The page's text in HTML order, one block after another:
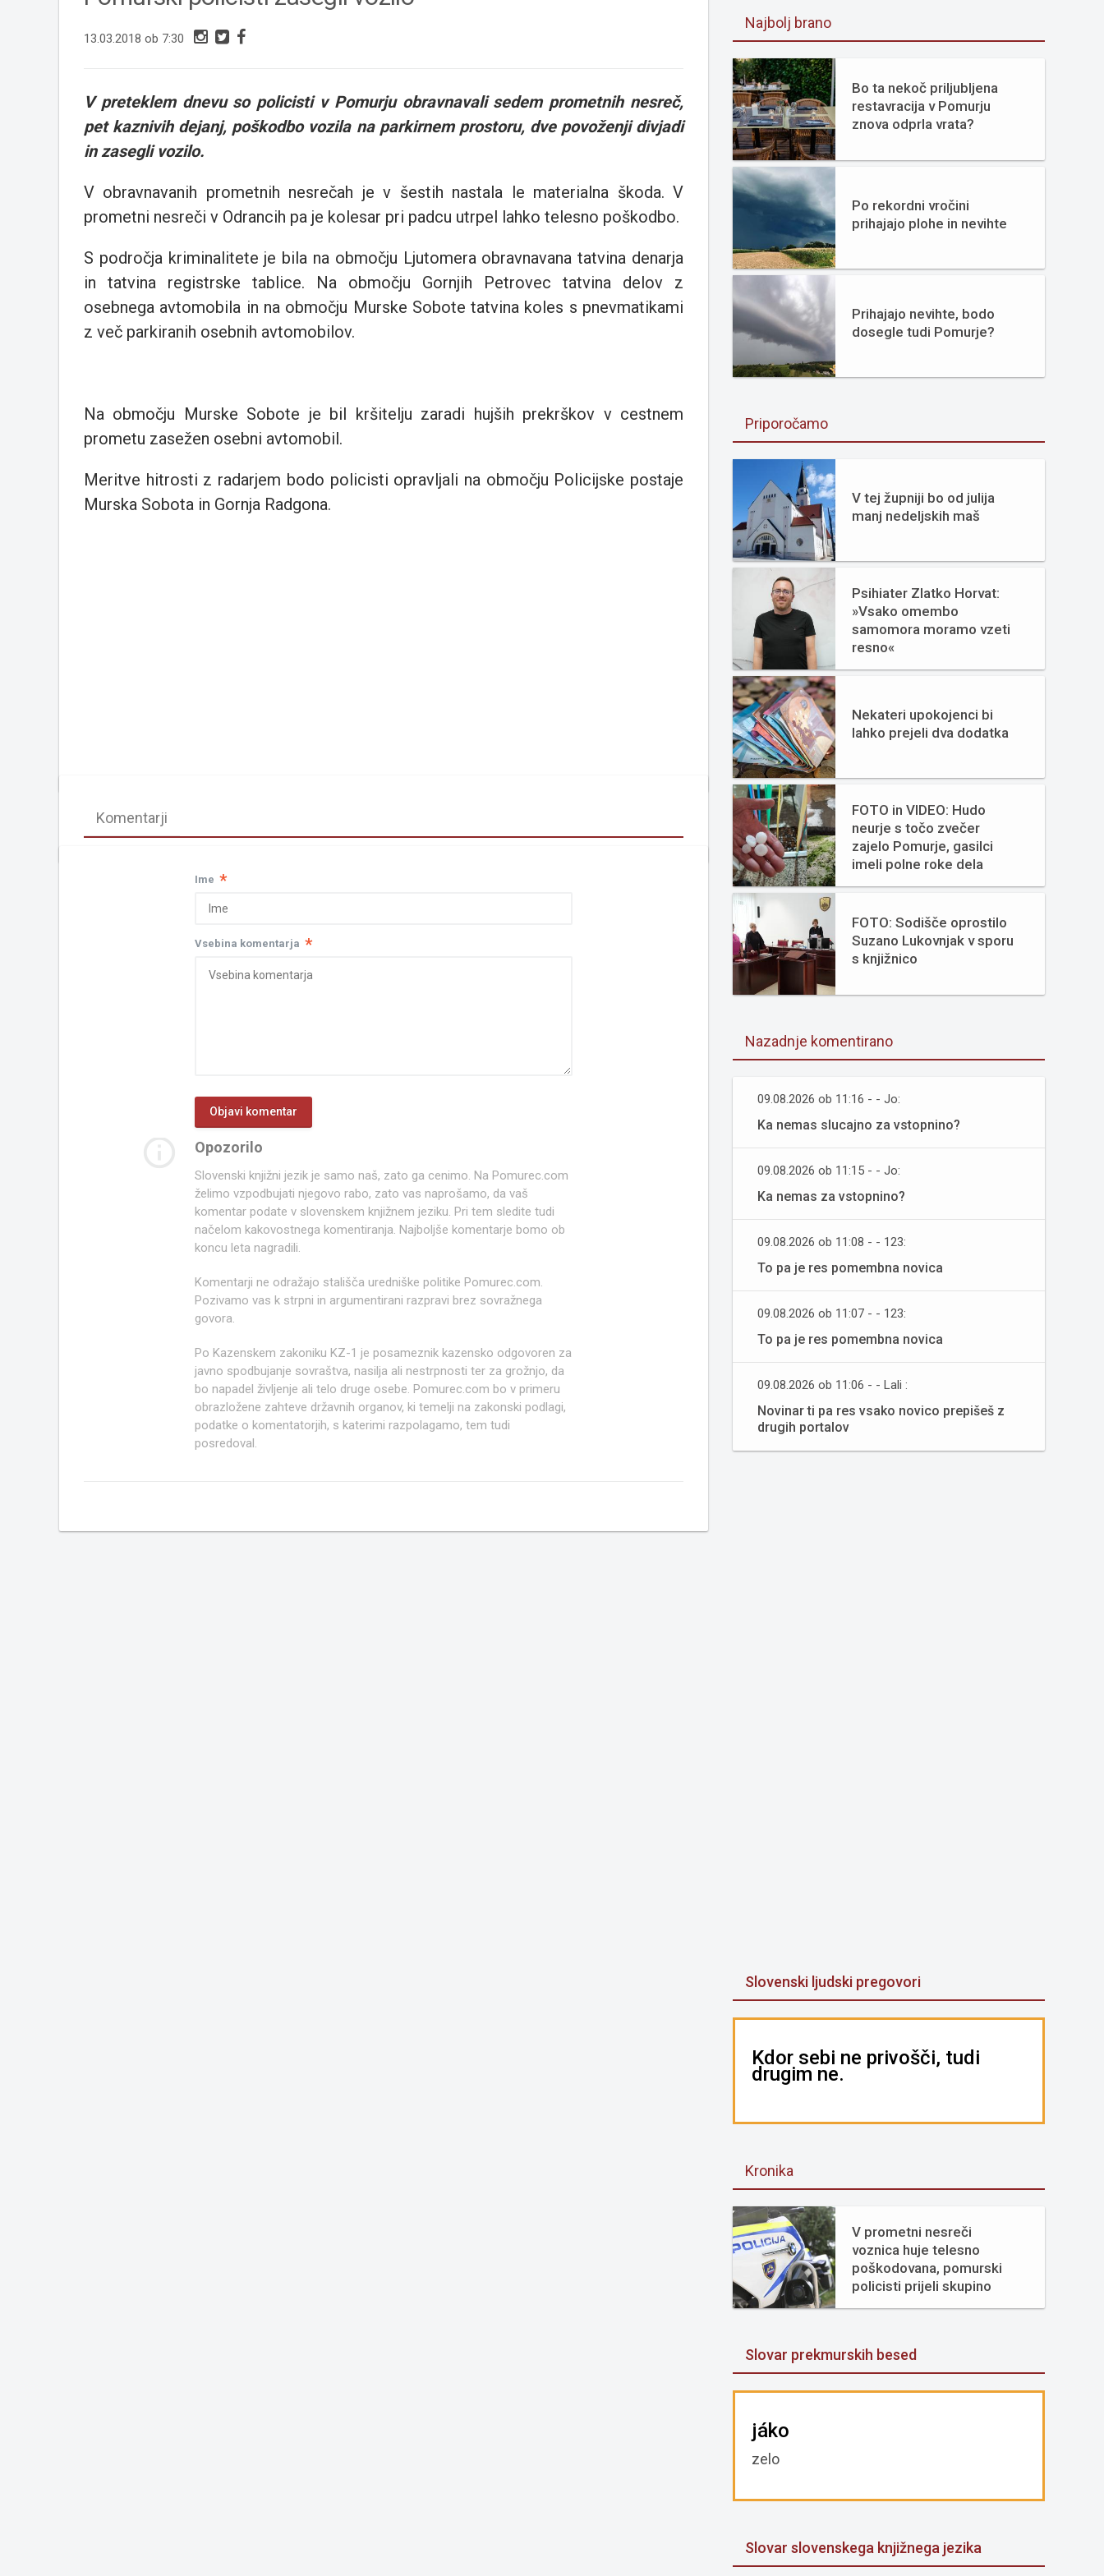
13.03.2018 ob 7:30
V preteklem dnevu so policisti v Pomurju obravnavali sedem prometnih nesreč,
pet kaznivih dejanj, poškodbo vozila na parkirnem prostoru, dve povoženji divjadi
in zasegli vozilo.
V obravnavanih prometnih nesrečah je v šestih nastala le materialna škoda. V
prometni nesreči v Odrancih pa je kolesar pri padcu utrpel lahko telesno poškodbo.
S področja kriminalitete je bila na območju Ljutomera obravnavana tatvina denarja
in tatvina registrske tablice. Na območju Gornjih Petrovec tatvina delov z
osebnega avtomobila in na območju Murske Sobote tatvina koles s pnevmatikami
z več parkiranih osebnih avtomobilov.
Na območju Murske Sobote je bil kršitelju zaradi hujših prekrškov v cestnem
prometu zasežen osebni avtomobil.
Meritve hitrosti z radarjem bodo policisti opravljali na območju Policijske postaje
Murska Sobota in Gornja Radgona.
Komentarji
Ime *
Vsebina komentarja *
Opozorilo
Slovenski knjižni jezik je samo naš, zato ga cenimo. Na Pomurec.com
želimo vzpodbujati njegovo rabo, zato vas naprošamo, da vaš
komentar podate v slovenskem knjižnem jeziku. Pri tem sledite tudi
načelom kakovostnega komentiranja. Najboljše komentarje bomo ob
koncu leta nagradili.
Komentarji ne odražajo stališča uredniške politike Pomurec.com.
Pozivamo vas k strpni in argumentirani razpravi brez sovražnega
govora.
Po Kazenskem zakoniku KZ-1 je posameznik kazensko odgovoren za
javno spodbujanje sovraštva, nasilja ali nestrpnosti ter za grožnjo, da
bo napadel življenje ali telo druge osebe. Pomurec.com bo v primeru
obrazložene zahteve državnih organov, ki temelji na zakonski podlagi,
podatke o komentatorjih, s katerimi razpolagamo, tem tudi
posredoval.
Najbolj brano
Bo ta nekoč priljubljena
restavracija v Pomurju
znova odprla vrata?
Po rekordni vročini
prihajajo plohe in nevihte
Prihajajo nevihte, bodo
dosegle tudi Pomurje?
Priporočamo
V tej župniji bo od julija
manj nedeljskih maš
Psihiater Zlatko Horvat:
»Vsako omembo
samomora moramo vzeti
resno«
Nekateri upokojenci bi
lahko prejeli dva dodatka
FOTO in VIDEO: Hudo
neurje s točo zvečer
zajelo Pomurje, gasilci
imeli polne roke dela
FOTO: Sodišče oprostilo
Suzano Lukovnjak v sporu
s knjižnico
Nazadnje komentirano
09.08.2026 ob 11:16 - - Jo:
Ka nemas slucajno za vstopnino?
09.08.2026 ob 11:15 - - Jo:
Ka nemas za vstopnino?
09.08.2026 ob 11:08 - - 123:
To pa je res pomembna novica
09.08.2026 ob 11:07 - - 123:
To pa je res pomembna novica
09.08.2026 ob 11:06 - - Lali :
Novinar ti pa res vsako novico prepišeš z
drugih portalov
Slovenski ljudski pregovori
Kdor sebi ne privošči, tudi
drugim ne.
Kronika
V prometni nesreči
voznica huje telesno
poškodovana, pomurski
policisti prijeli skupino
tujcev
Slovar prekmurskih besed
jáko
zelo
Slovar slovenskega knjižnega jezika